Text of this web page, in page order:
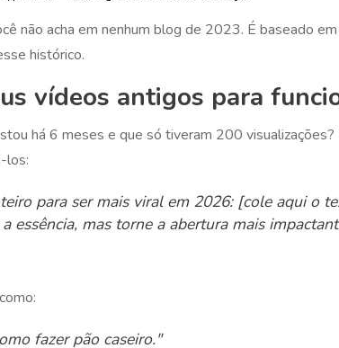
não acha em nenhum blog de 2023. É baseado
histórico.
vídeos antigos para
há 6 meses e que só tiveram 200 visualizações?
los:
para ser mais viral em 2026: [cole aqui o
essência, mas torne a abertura mais
fazer pão caseiro."